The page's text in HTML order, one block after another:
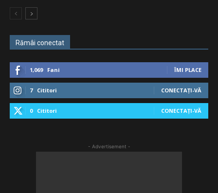
Rămâi conectat
1,069 Fani ÎMI PLACE
7 Cititori CONECTAȚI-VĂ
0 Cititori CONECTAȚI-VĂ
- Advertisement -